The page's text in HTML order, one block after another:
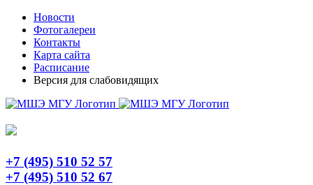
Skip
content
TelegramНовости
Фотогалереи
Контакты
Карта сайта
Расписание
Версия для слабовидящих
+7 (495) 510 52 57
+7 (495) 510 52 67